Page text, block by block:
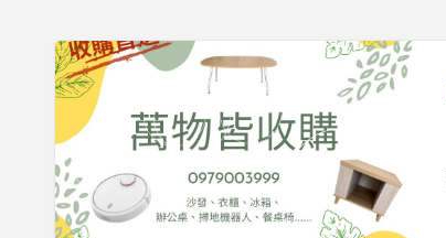
拍
賣
家
0979003999
手
傢
俱
拍
賣
租
屋
萬
物
收
購
0979003999